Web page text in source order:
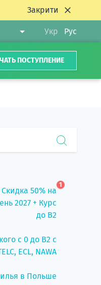
Закрити
Укр Рус
ПОСТУПЛЕНИЕ
50% на
2027 + Курс
до B2
1
с 0 до B2 с
ECL, NAWA
в Польше